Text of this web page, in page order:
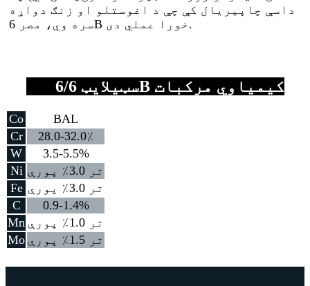
داسې چاپیریال کې چې د اغوستلو او زنګ دواړه
سره وي، مصر 6B خورا عملي دی.
سټیلایټ 6/6B کیمیاوي مرکبات
Co
BAL
Cr
28.0-32.0٪
W
3.5-5.5%
Ni
تر 3.0٪ پورې
Fe
تر 3.0٪ پورې
C
0.9-1.4%
Mn
تر 1.0٪ پورې
Mo
تر 1.5٪ پورې